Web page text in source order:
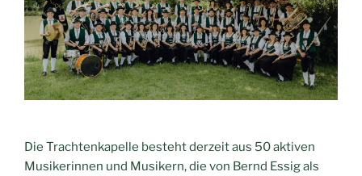
Die Trachtenkapelle besteht derzeit aus 50 aktiven
Musikerinnen und Musikern, die von Bernd Essig als